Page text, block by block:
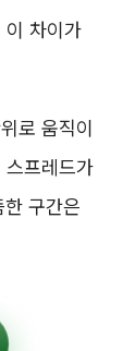
이 차이가
로 움직이
스프레드가
구간은